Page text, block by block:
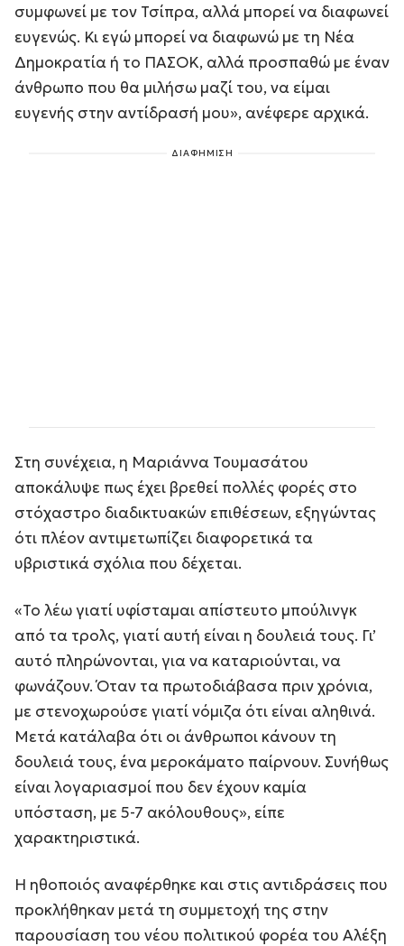
συμφωνεί με τον Τσίπρα, αλλά μπορεί να διαφωνεί
ευγενώς. Κι εγώ μπορεί να διαφωνώ με τη Νέα
Δημοκρατία ή το ΠΑΣΟΚ, αλλά προσπαθώ με έναν
άνθρωπο που θα μιλήσω μαζί του, να είμαι
ευγενής στην αντίδρασή μου», ανέφερε αρχικά.
ΔΙΑΦΗΜΙΣΗ
Στη συνέχεια, η Μαριάννα Τουμασάτου
αποκάλυψε πως έχει βρεθεί πολλές φορές στο
στόχαστρο διαδικτυακών επιθέσεων, εξηγώντας
ότι πλέον αντιμετωπίζει διαφορετικά τα
υβριστικά σχόλια που δέχεται.
«Το λέω γιατί υφίσταμαι απίστευτο μπούλινγκ
από τα τρολς, γιατί αυτή είναι η δουλειά τους. Γι’
αυτό πληρώνονται, για να καταριούνται, να
φωνάζουν. Όταν τα πρωτοδιάβασα πριν χρόνια,
με στενοχωρούσε γιατί νόμιζα ότι είναι αληθινά.
Μετά κατάλαβα ότι οι άνθρωποι κάνουν τη
δουλειά τους, ένα μεροκάματο παίρνουν. Συνήθως
είναι λογαριασμοί που δεν έχουν καμία
υπόσταση, με 5-7 ακόλουθους», είπε
χαρακτηριστικά.
Η ηθοποιός αναφέρθηκε και στις αντιδράσεις που
προκλήθηκαν μετά τη συμμετοχή της στην
παρουσίαση του νέου πολιτικού φορέα του Αλέξη